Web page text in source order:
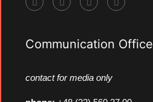
Communication Office
contact for media only